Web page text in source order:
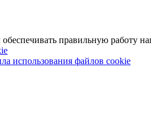
правильную работу
использования файлов cookie